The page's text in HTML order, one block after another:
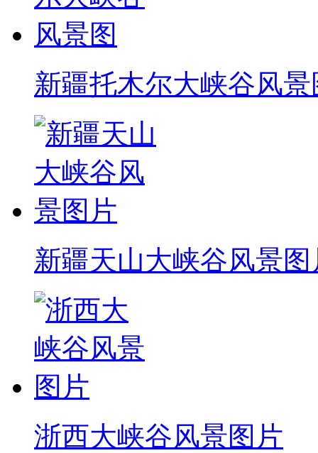
新疆托木尔大峡谷风景
新疆天山大峡谷风景图
浙西大峡谷风景图片